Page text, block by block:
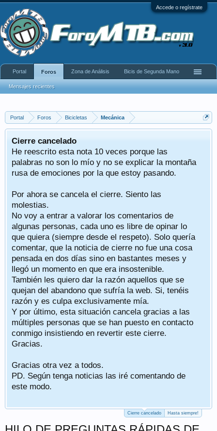
Accede o regístrate
Portal Foros Bicicletas Mecánica
Cierre cancelado
He reescrito esta nota 10 veces porque las
palabras no son lo mío y no se explicar la montaña
rusa de emociones por la que estoy pasando.
Por ahora se cancela el cierre. Siento las
molestias.
No voy a entrar a valorar los comentarios de
algunas personas, cada uno es libre de opinar lo
que quiera (siempre desde el respeto). Solo quería
comentar, que la noticia de cierre no fue una cosa
pensada en dos días sino en bastantes meses y
llegó un momento en que era insostenible.
También les quiero dar la razón aquellos que se
quejan del abandono que sufría la web. Si, tenéis
razón y es culpa exclusivamente mía.
Y por último, esta situación cancela gracias a las
múltiples personas que se han puesto en contacto
conmigo insistiendo en revertir este cierre.
Gracias.
Gracias otra vez a todos.
PD. Según tenga noticias las iré comentando de
este modo.
Cierre cancelado Hasta siempre!
Portal Foros
Mensajes recientes
Zona de Análisis Bicis de Segunda Mano